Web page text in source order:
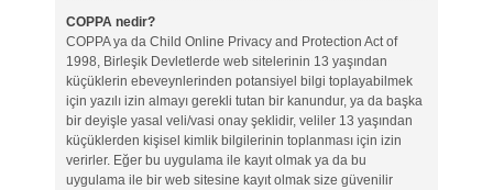
COPPA nedir?
COPPA ya da Child Online Privacy and Protection Act of
1998, Birleşik Devletlerde web sitelerinin 13 yaşından
küçüklerin ebeveynlerinden potansiyel bilgi toplayabilmek
için yazılı izin almayı gerekli tutan bir kanundur, ya da başka
bir deyişle yasal veli/vasi onay şeklidir, veliler 13 yaşından
küçüklerden kişisel kimlik bilgilerinin toplanması için izin
verirler. Eğer bu uygulama ile kayıt olmak ya da bu
uygulama ile bir web sitesine kayıt olmak size güvenilir